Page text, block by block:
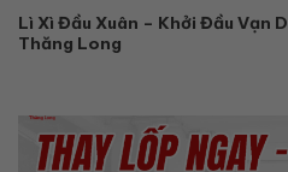
Lì Xì Đầu Xuân – Khởi Đầu Vạn
Thăng Long